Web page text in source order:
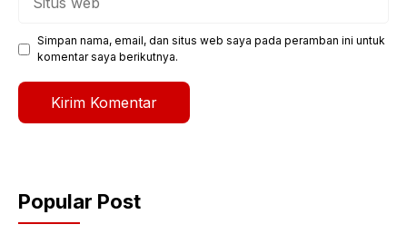
Simpan nama, email, dan situs web saya pada peramban ini untuk
komentar saya berikutnya.
Popular Post